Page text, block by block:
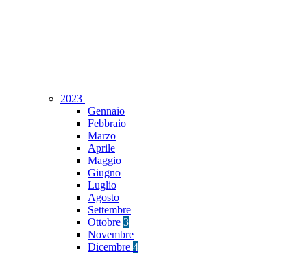
2023
Gennaio
Febbraio
Marzo
Aprile
Maggio
Giugno
Luglio
Agosto
Settembre
Ottobre 3
Novembre
Dicembre 4